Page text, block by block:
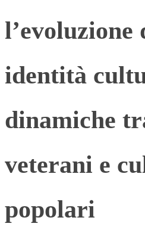
l’evoluzione
identità
dinamiche
veterani e
popolari